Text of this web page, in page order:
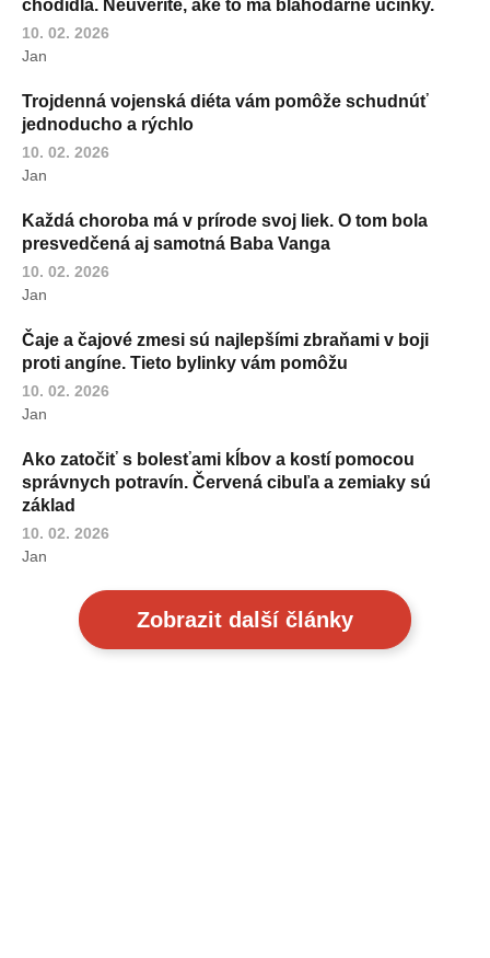
chodidla. Neuveríte, aké to má blahodarné účinky.
10. 02. 2026
Jan
Trojdenná vojenská diéta vám pomôže schudnúť
jednoducho a rýchlo
10. 02. 2026
Jan
Každá choroba má v prírode svoj liek. O tom bola
presvedčená aj samotná Baba Vanga
10. 02. 2026
Jan
Čaje a čajové zmesi sú najlepšími zbraňami v boji
proti angíne. Tieto bylinky vám pomôžu
10. 02. 2026
Jan
Ako zatočiť s bolesťami kĺbov a kostí pomocou
správnych potravín. Červená cibuľa a zemiaky sú
základ
10. 02. 2026
Jan
Zobrazit další články